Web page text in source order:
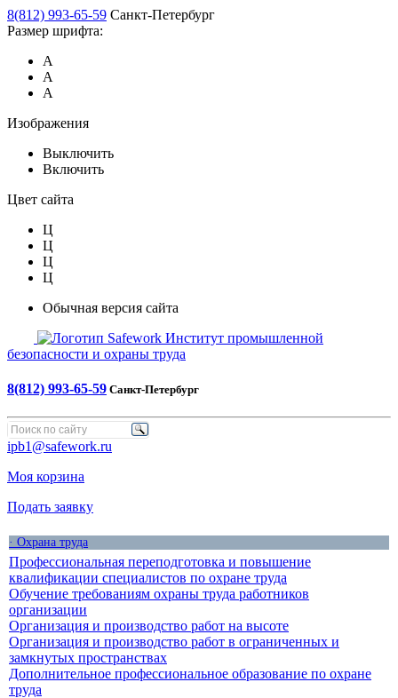
8(812) 993-65-59 Санкт-Петербург
Размер шрифта:
А
А
А
Изображения
Выключить
Включить
Цвет сайта
Ц
Ц
Ц
Ц
Обычная версия сайта
Safework Институт промышленной
безопасности и охраны труда
8(812) 993-65-59 Санкт-Петербург
ipb1@safework.ru
Моя корзина
Подать заявку
· Охрана труда
Профессиональная переподготовка и повышение
квалификации специалистов по охране труда
Обучение требованиям охраны труда работников
организации
Организация и производство работ на высоте
Организация и производство работ в ограниченных и
замкнутых пространствах
Дополнительное профессиональное образование по охране
труда